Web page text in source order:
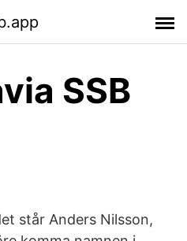
SSB
står Anders Nilsson,